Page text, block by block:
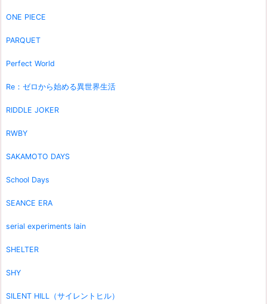
ONE PIECE
PARQUET
Perfect World
Re：ゼロから始める異世界生活
RIDDLE JOKER
RWBY
SAKAMOTO DAYS
School Days
SEANCE ERA
serial experiments lain
SHELTER
SHY
SILENT HILL（サイレントヒル）